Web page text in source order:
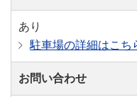
あり
駐車場の詳細はこち
お問い合わせ